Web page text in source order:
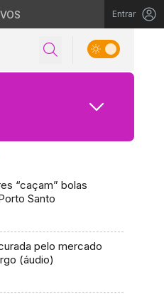
Entrar
“caçam” bolas
Santo
pelo mercado
(áudio)